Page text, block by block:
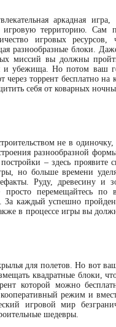
аркадная
игровую территорию. Сам
игровых ресурсов,
разнообразные блоки.
миссий вы должны
и убежища. Но потом ваш
торрент бесплатно на
себя от коварных
не в одиночку,
разнообразной
– здесь проявите
но больше времени
Руду, древесину и
перемещайтесь по
За каждый успешно
в процессе игры вы
для полетов. Но вот
квадратные блоки,
которой можно
режим и
игровой мир
шедевры.